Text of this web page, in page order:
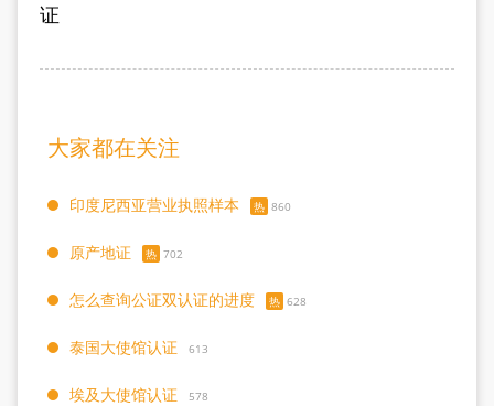
证
大家都在关注
印度尼西亚营业执照样本 热 860
原产地证 热 702
怎么查询公证双认证的进度 热 628
泰国大使馆认证 613
埃及大使馆认证 578